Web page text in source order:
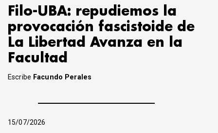
Filo-UBA: repudiemos la
provocación fascistoide de
La Libertad Avanza en la
Facultad
Escribe Facundo Perales
15/07/2026